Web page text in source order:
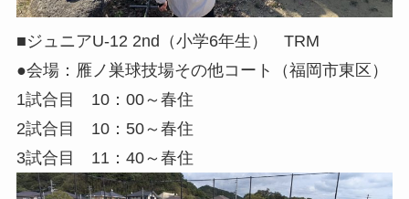
■ジュニアU-12 2nd（小学6年生） TRM
●会場：雁ノ巣球技場その他コート（福岡市東区）
1試合目 10：00～春住
2試合目 10：50～春住
3試合目 11：40～春住